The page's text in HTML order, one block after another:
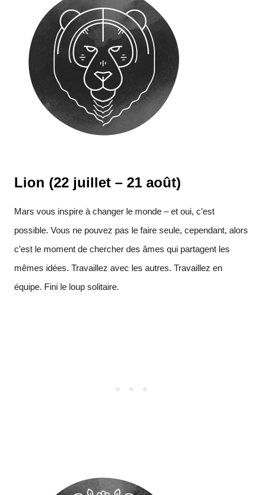
Lion (22 juillet – 21 août)
Mars vous inspire à changer le monde – et oui, c’est
possible. Vous ne pouvez pas le faire seule, cependant, alors
c’est le moment de chercher des âmes qui partagent les
mêmes idées. Travaillez avec les autres. Travaillez en
équipe. Fini le loup solitaire.